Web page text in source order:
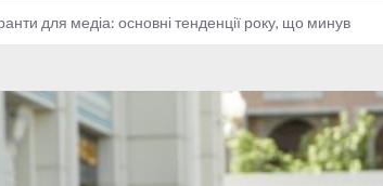
для медіа: основні тенденції року, що минув